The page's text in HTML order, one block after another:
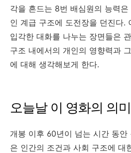
각을 흔드는 8번 배심원의 능력
인 계급 구조에 도전장을 던진다.
입각한 대화를 나누는 장면들은
구조 내에서의 개인의 영향력과
에 대해 생각해보게 한다.
오늘날 이 영화의 의미
개봉 이후 60년이 넘는 시간 동
은 인간의 조건과 사회 구조에 대